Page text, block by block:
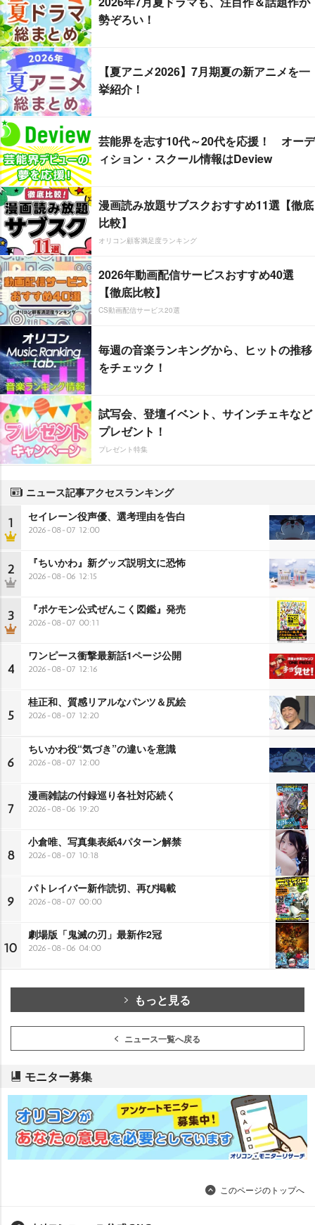
勢ぞろい！
【夏アニメ2026】7月期夏の新アニメを一
挙紹介！
芸能界を志す10代～20代を応援！ オーデ
ィション・スクール情報はDeview
漫画読み放題サブスクおすすめ11選【徹底
比較】
オリコン顧客満足度ランキング
2026年動画配信サービスおすすめ40選
【徹底比較】
CS動画配信サービス20選
毎週の音楽ランキングから、ヒットの推移
をチェック！
試写会、登壇イベント、サインチェキなど
プレゼント！
プレゼント特集
ニュース記事アクセスランキング
1 セイレーン役声優、選考理由を告白
2026-08-07 12:00
2 『ちいかわ』新グッズ説明文に恐怖
2026-08-06 12:15
3 『ポケモン公式ぜんこく図鑑』発売
2026-08-07 00:11
4
ワンピース衝撃最新話1ページ公開
2026-08-07 12:16
5
桂正和、質感リアルなパンツ＆尻絵
2026-08-07 12:20
6
ちいかわ役“気づき”の違いを意識
2026-08-07 12:00
7
漫画雑誌の付録巡り各社対応続く
2026-08-06 19:20
8
小倉唯、写真集表紙4パターン解禁
2026-08-07 10:18
9
パトレイバー新作読切、再び掲載
2026-08-07 00:00
10
劇場版「鬼滅の刃」最新作2冠
2026-08-06 04:00
もっと見る
ニュース一覧へ戻る
モニター募集
このページのトップへ